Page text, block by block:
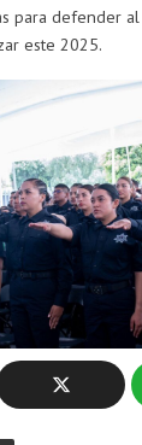
para defender
este 2025.